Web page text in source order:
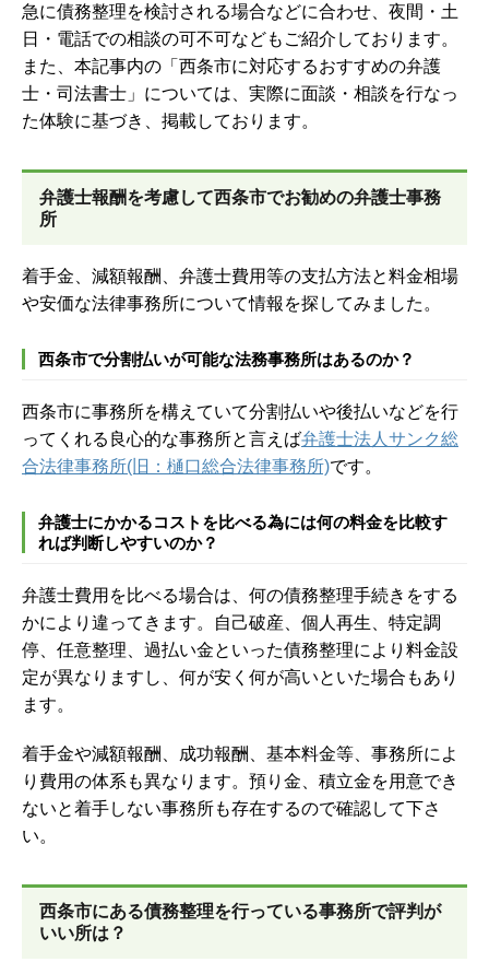
急に債務整理を検討される場合などに合わせ、夜間・土
日・電話での相談の可不可などもご紹介しております。
また、本記事内の「 西条市に対応するおすすめの弁護
士・司法書士」については、実際に面談・相談を行なっ
た体験に基づき、掲載しております。
弁護士報酬を考慮して西条市でお勧めの弁護士事務
所
着手金、減額報酬、弁護士費用等の支払方法と料金相場
や安価な法律事務所について情報を探してみました。
西条市で分割払いが可能な法務事務所はあるのか？
西条市に事務所を構えていて分割払いや後払いなどを行
ってくれる良心的な事務所と言えば弁護士法人サンク総
合法律事務所(旧：樋口総合法律事務所)です。
弁護士にかかるコストを比べる為には何の料金を比較す
れば判断しやすいのか？
弁護士費用を比べる場合は、何の債務整理手続きをする
かにより違ってきます。自己破産、個人再生、特定調
停、任意整理、過払い金といった債務整理により料金設
定が異なりますし、何が安く何が高いといた場合もあり
ます。
着手金や減額報酬、成功報酬、基本料金等、事務所によ
り費用の体系も異なります。預り金、積立金を用意でき
ないと着手しない事務所も存在するので確認して下さ
い。
西条市にある債務整理を行っている事務所で評判が
いい所は？